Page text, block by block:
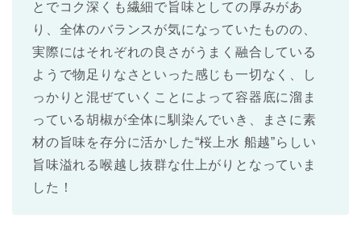
とでコク深くも繊細で旨味としての厚みがあ
り、全体のバランスが気になっていたものの、
実際にはそれぞれの良さがうまく融合している
ようで物足りなさといった感じも一切なく、し
っかりと混ぜていくことによって容器底に溜ま
っている胡椒が全体に馴染んでいき、まさに素
材の旨味を存分に活かした“桜上水 船越”らしい
旨味溢れる喉越し抜群な仕上がりとなっていま
した！